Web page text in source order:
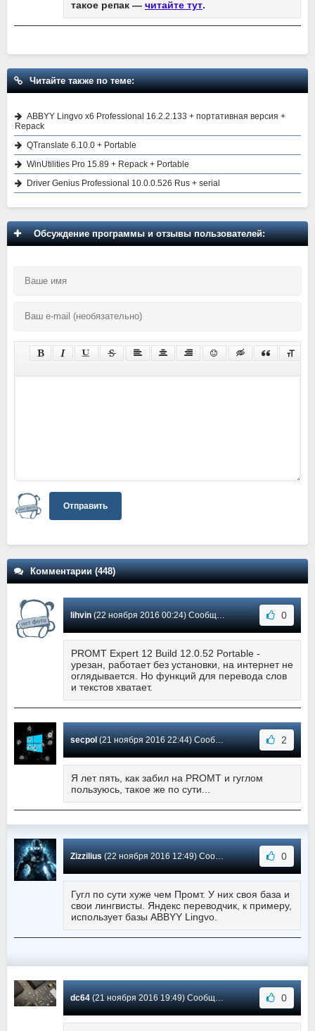
такое репак — читайте тут.
Читайте также по теме:
ABBYY Lingvo x6 Professional 16.2.2.133 + портативная версия +
Repack
QTranslate 6.10.0 + Portable
WinUtilities Pro 15.89 + Repack + Portable
Driver Genius Professional 10.0.0.526 Rus + serial
Обсуждение программы и отзывы пользователей:
Отправить
Комментарии (448)
lihvin(22 ноября 2016 00:24) Сообщение #245 0
PROMT Expert 12 Build 12.0.52 Portable -
урезан, работает без установки, на интернет не
оглядывается. Но функций для перевода слов
и текстов хватает.
secpol (21 ноября 2016 22:44) Сообщение #244 2
Я лет пять, как забил на PROMT и гуглом
пользуюсь, такое же по сути...
Zizzilius(22 ноября 2016 12:49) Сообщение #243 0
Гугл по сути хуже чем Промт. У них своя база и
свои лингвисты. Яндекс переводчик, к примеру,
использует базы ABBYY Lingvo.
dc64(21 ноября 2016 19:49) Сообщение #242 0